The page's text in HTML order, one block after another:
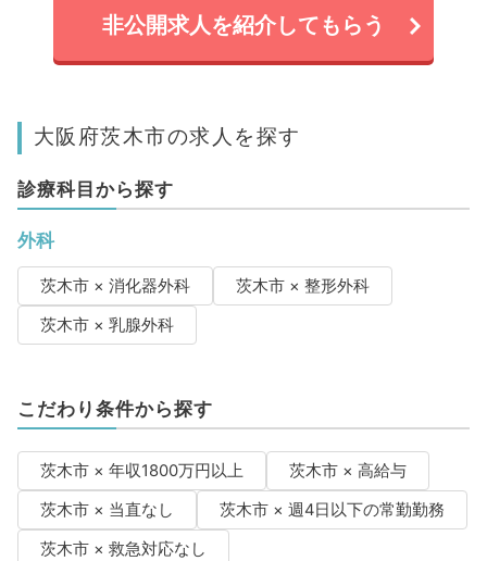
非公開求人を紹介してもらう
大阪府茨木市の求人を探す
診療科目から探す
外科
茨木市 × 消化器外科
茨木市 × 整形外科
茨木市 × 乳腺外科
こだわり条件から探す
茨木市 × 年収1800万円以上
茨木市 × 高給与
茨木市 × 当直なし
茨木市 × 週4日以下の常勤勤務
茨木市 × 救急対応なし